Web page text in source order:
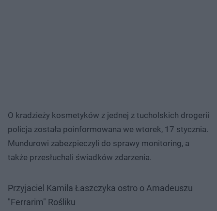
O kradzieży kosmetyków z jednej z tucholskich drogerii
policja została poinformowana we wtorek, 17 stycznia.
Mundurowi zabezpieczyli do sprawy monitoring, a
także przesłuchali świadków zdarzenia.
Przyjaciel Kamila Łaszczyka ostro o Amadeuszu
"Ferrarim" Rośliku